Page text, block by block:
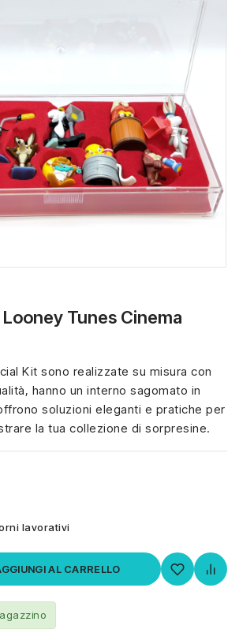
Looney Tunes Cinema
Kit sono realizzate su misura con
hanno un interno sagomato in
soluzioni eleganti e pratiche per
la tua collezione di sorpresine.
lavorativi
AL CARRELLO